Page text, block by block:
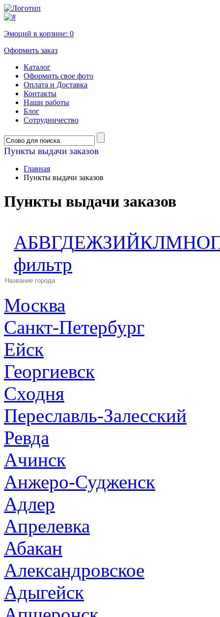
Эмоций в корзине: 0
Оформить заказ
Каталог
Оформить свое фото
Оплата и Доставка
Контакты
Наши работы
Блог
Сотрудничество
Пункты выдачи заказов
Главная
Пункты выдачи заказов
Пункты выдачи заказов
АБВГДЕЖЗИЙКЛМНО
фильтр
Москва
Санкт-Петербург
Ейск
Георгиевск
Сходня
Переславль-Залесский
Ревда
Ачинск
Анжеро-Судженск
Адлер
Апрелевка
Абакан
Александровское
Адыгейск